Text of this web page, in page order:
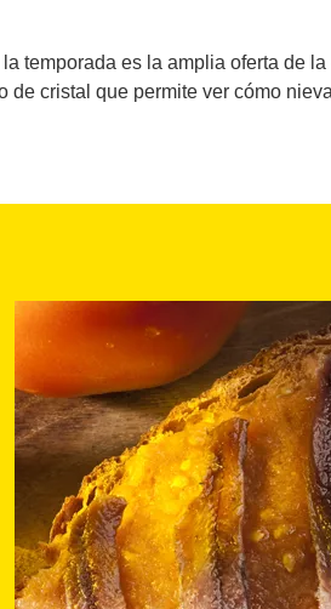
temporada es la amplia oferta de
cristal que permite ver cómo